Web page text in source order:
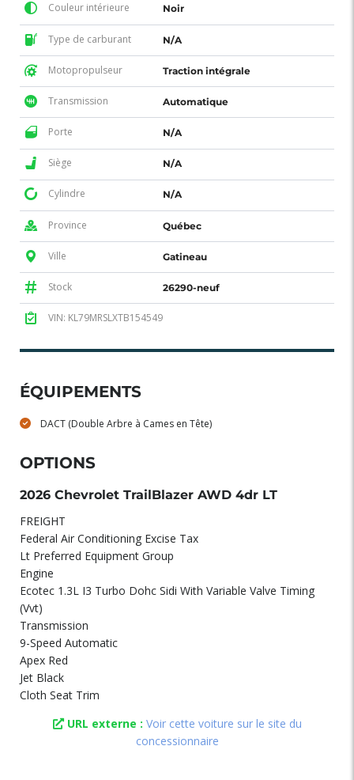
Couleur intérieure Noir
Type de carburant N/A
Motopropulseur Traction intégrale
Transmission Automatique
Porte N/A
Siège N/A
Cylindre N/A
Province Québec
Ville Gatineau
Stock 26290-neuf
VIN: KL79MRSLXTB154549
ÉQUIPEMENTS
DACT (Double Arbre à Cames en Tête)
OPTIONS
2026 Chevrolet TrailBlazer AWD 4dr LT
FREIGHT
Federal Air Conditioning Excise Tax
Lt Preferred Equipment Group
Engine
Ecotec 1.3L I3 Turbo Dohc Sidi With Variable Valve Timing
(Vvt)
Transmission
9-Speed Automatic
Apex Red
Jet Black
Cloth Seat Trim
URL externe : Voir cette voiture sur le site du
concessionnaire